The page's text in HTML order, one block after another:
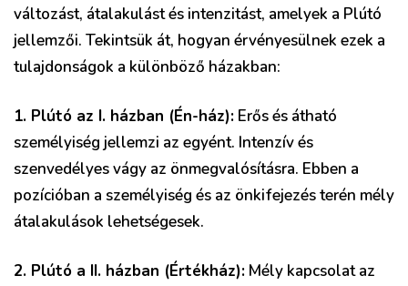
változást, átalakulást és intenzitást, amelyek a Plútó
jellemzői. Tekintsük át, hogyan érvényesülnek ezek a
tulajdonságok a különböző házakban:
1. Plútó az I. házban (Én-ház): Erős és átható
személyiség jellemzi az egyént. Intenzív és
szenvedélyes vágy az önmegvalósításra. Ebben a
pozícióban a személyiség és az önkifejezés terén mély
átalakulások lehetségesek.
2. Plútó a II. házban (Értékház): Mély kapcsolat az